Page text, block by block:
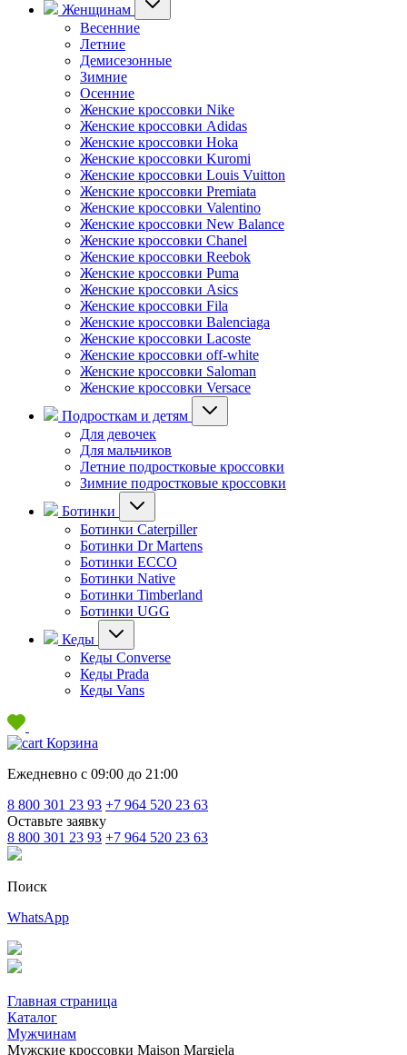
Женщинам
Весенние
Летние
Демисезонные
Зимние
Осенние
Женские кроссовки Nike
Женские кроссовки Adidas
Женские кроссовки Hoka
Женские кроссовки Kuromi
Женские кроссовки Louis Vuitton
Женские кроссовки Premiata
Женские кроссовки Valentino
Женские кроссовки New Balance
Женские кроссовки Chanel
Женские кроссовки Reebok
Женские кроссовки Puma
Женские кроссовки Asics
Женские кроссовки Fila
Женские кроссовки Balenciaga
Женские кроссовки Lacoste
Женские кроссовки off-white
Женские кроссовки Saloman
Женские кроссовки Versace
Подросткам и детям
Для девочек
Для мальчиков
Летние подростковые кроссовки
Зимние подростковые кроссовки
Ботинки
Ботинки Caterpiller
Ботинки Dr Martens
Ботинки ECCO
Ботинки Native
Ботинки Timberland
Ботинки UGG
Кеды
Кеды Converse
Кеды Prada
Кеды Vans
Корзина
Ежедневно с 09:00 до 21:00
8 800 301 23 93 +7 964 520 23 63
Оставьте заявку
8 800 301 23 93 +7 964 520 23 63
Поиск
WhatsApp
Главная страница
Каталог
Мужчинам
Мужские кроссовки Maison Margiela